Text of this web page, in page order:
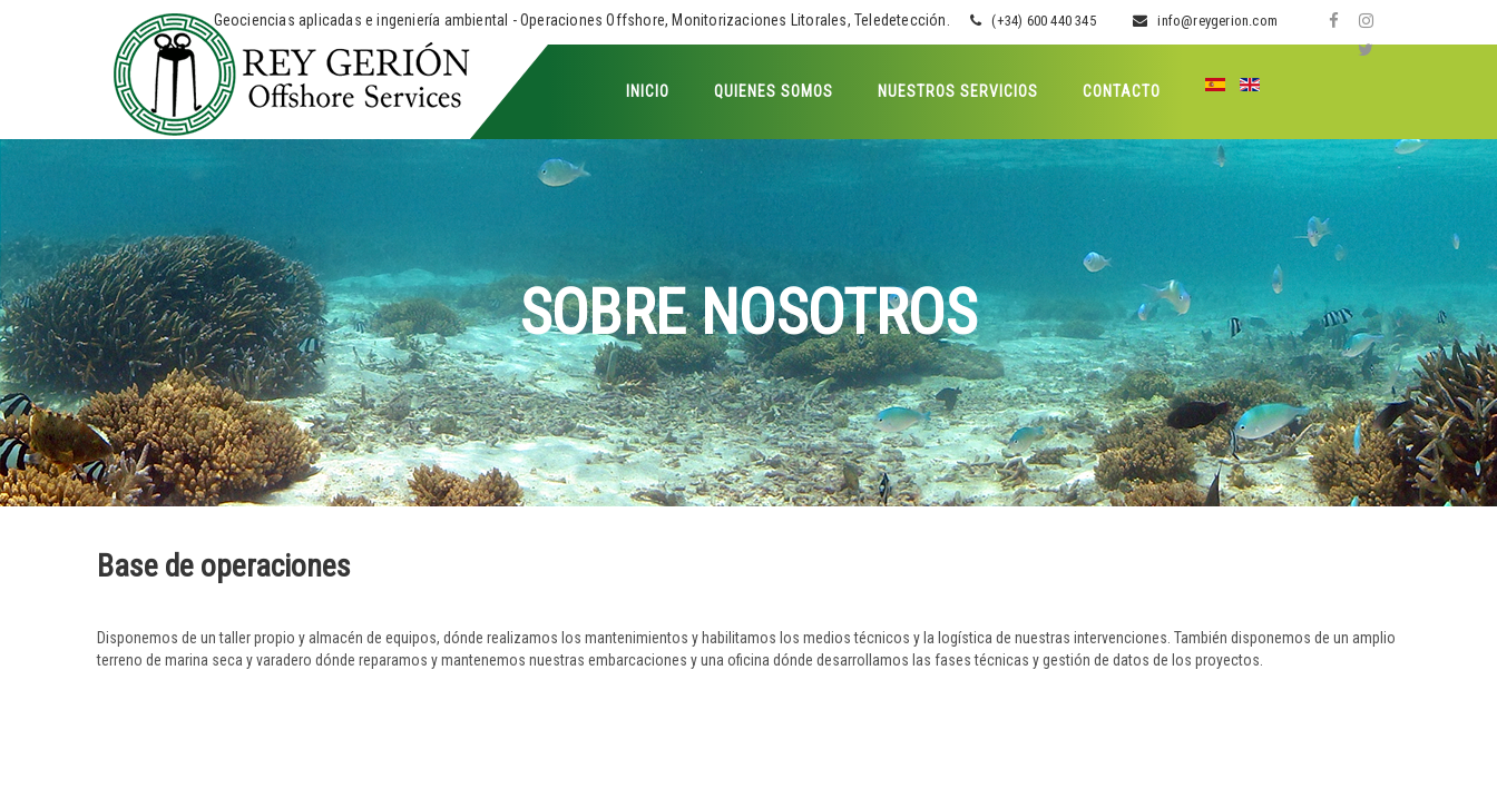
Geociencias aplicadas e ingeniería ambiental - Operaciones Offshore, Monitorizaciones Litorales, Teledetección. (+34) 600 440 345 info@reygerion.com
INICIO QUIENES SOMOS NUESTROS SERVICIOS CONTACTO
SOBRE NOSOTROS
Base de operaciones
Disponemos de un taller propio y almacén de equipos, dónde realizamos los mantenimientos y habilitamos los medios técnicos y la logística de nuestras intervenciones. También disponemos de un amplio
terreno de marina seca y varadero dónde reparamos y mantenemos nuestras embarcaciones y una oficina dónde desarrollamos las fases técnicas y gestión de datos de los proyectos.